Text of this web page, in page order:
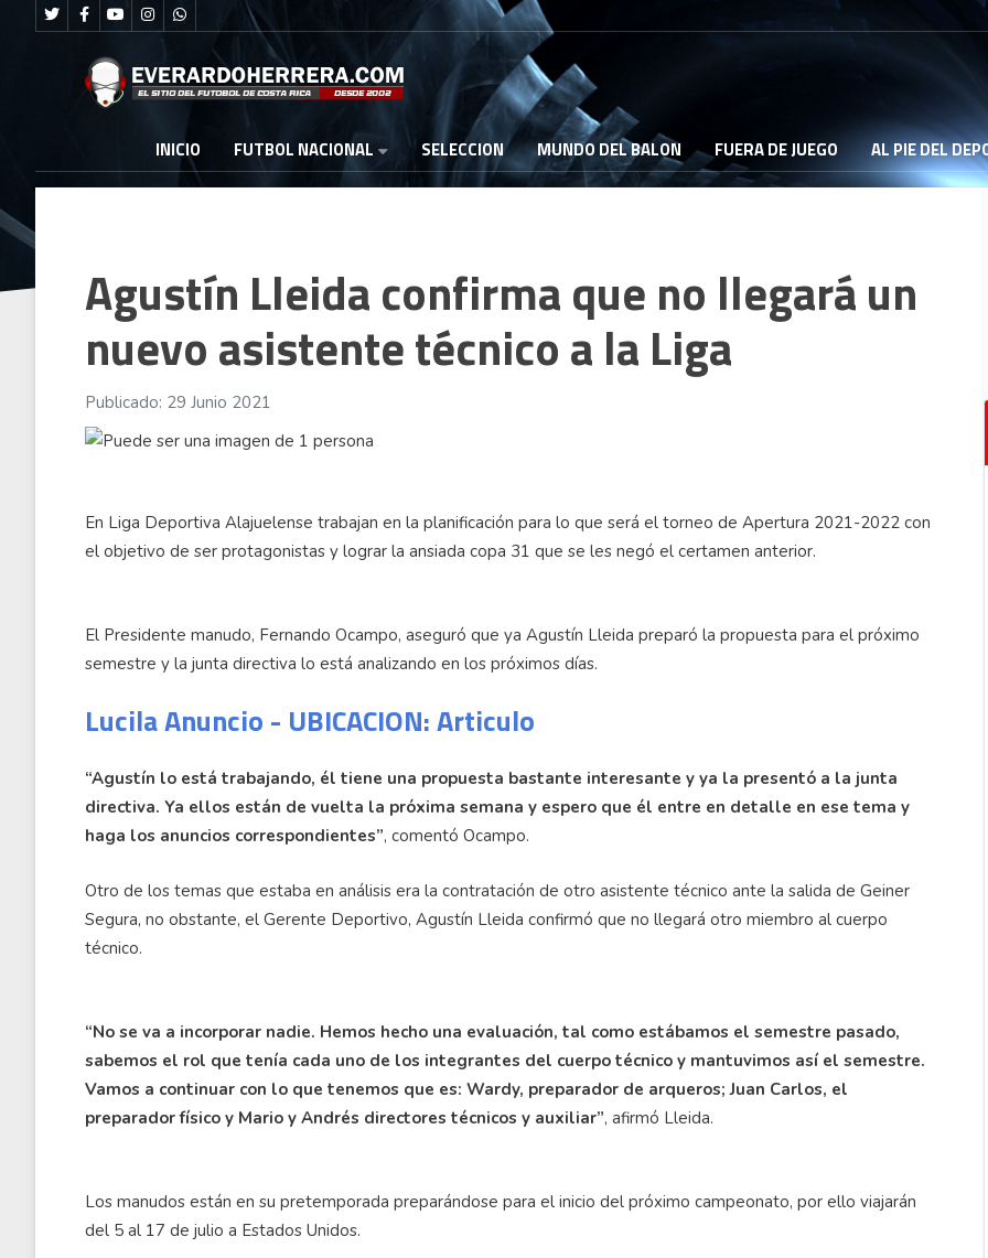
INICIO FUTBOL NACIONAL SELECCION MUNDO DEL BALON FUERA DE JUEGO AL PIE DEL
Agustín Lleida confirma que no llegará un
nuevo asistente técnico a la Liga
Publicado: 29 Junio 2021
En Liga Deportiva Alajuelense trabajan en la planificación para lo que será el torneo de Apertura 2021-2022 con
el objetivo de ser protagonistas y lograr la ansiada copa 31 que se les negó el certamen anterior.
El Presidente manudo, Fernando Ocampo, aseguró que ya Agustín Lleida preparó la propuesta para el próximo
semestre y la junta directiva lo está analizando en los próximos días.
Lucila Anuncio - UBICACION: Articulo
“Agustín lo está trabajando, él tiene una propuesta bastante interesante y ya la presentó a la junta
directiva. Ya ellos están de vuelta la próxima semana y espero que él entre en detalle en ese tema y
haga los anuncios correspondientes”, comentó Ocampo.
Otro de los temas que estaba en análisis era la contratación de otro asistente técnico ante la salida de Geiner
Segura, no obstante, el Gerente Deportivo, Agustín Lleida confirmó que no llegará otro miembro al cuerpo
técnico.
“No se va a incorporar nadie. Hemos hecho una evaluación, tal como estábamos el semestre pasado,
sabemos el rol que tenía cada uno de los integrantes del cuerpo técnico y mantuvimos así el semestre.
Vamos a continuar con lo que tenemos que es: Wardy, preparador de arqueros; Juan Carlos, el
preparador físico y Mario y Andrés directores técnicos y auxiliar”, afirmó Lleida.
Los manudos están en su pretemporada preparándose para el inicio del próximo campeonato, por ello viajarán
del 5 al 17 de julio a Estados Unidos.